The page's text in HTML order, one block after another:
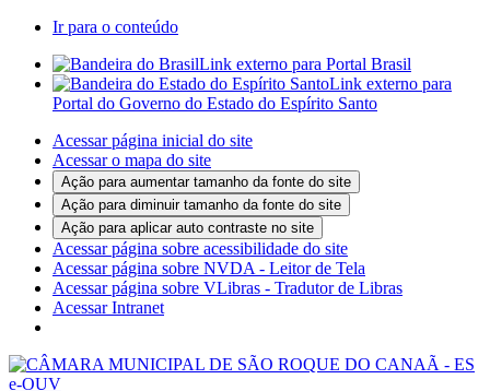
Ir para o conteúdo
Link externo para Portal Brasil
Link externo para
Portal do Governo do Estado do Espírito Santo
Acessar página inicial do site
Acessar o mapa do site
Ação para aumentar tamanho da fonte do site
Ação para diminuir tamanho da fonte do site
Ação para aplicar auto contraste no site
Acessar página sobre acessibilidade do site
Acessar página sobre NVDA - Leitor de Tela
Acessar página sobre VLibras - Tradutor de Libras
Acessar Intranet
e-OUV